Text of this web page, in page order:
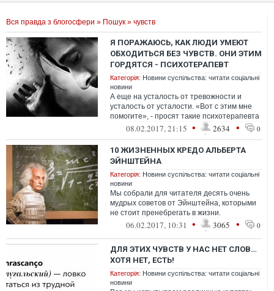
Вся правда з блогосфери » Пошук » чувств
Я ПОРАЖАЮСЬ, КАК ЛЮДИ УМЕЮТ
ОБХОДИТЬСЯ БЕЗ ЧУВСТВ. ОНИ ЭТИМ
ГОРДЯТСЯ - ПСИХОТЕРАПЕВТ
Категорія: Новини суспільства: читати соціальні
новини
А еще на усталость от тревожности и
усталость от усталости. «Вот с этим мне
помогите», - просят такие психотерапевта
08.02.2017, 21:15 • 2634 • 0
10 ЖИЗНЕННЫХ КРЕДО АЛЬБЕРТА
ЭЙНШТЕЙНА
Категорія: Новини суспільства: читати соціальні
новини
Мы собрали для читателя десять очень
мудрых советов от Эйнштейна, которыми
не стоит пренебрегать в жизни.
06.02.2017, 10:31 • 3065 • 0
ДЛЯ ЭТИХ ЧУВСТВ У НАС НЕТ СЛОВ…
ХОТЯ НЕТ, ЕСТЬ!
Категорія: Новини суспільства: читати соціальні
новини